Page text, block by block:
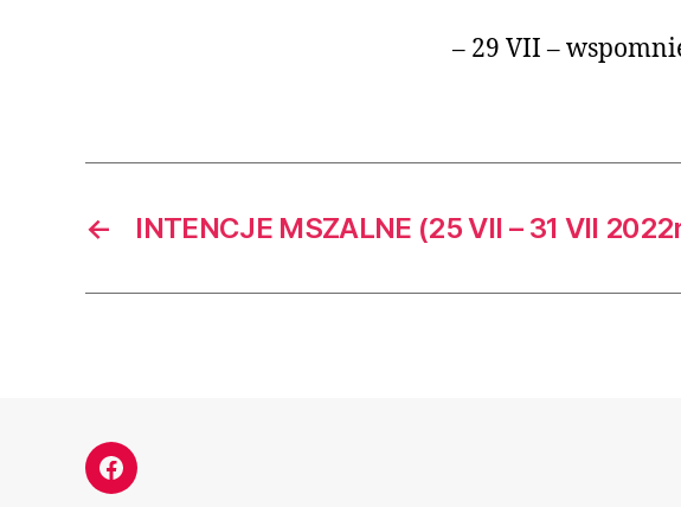
– 29 VII –
← INTENCJE MSZALNE (25 VII – 31 VII
Facebook